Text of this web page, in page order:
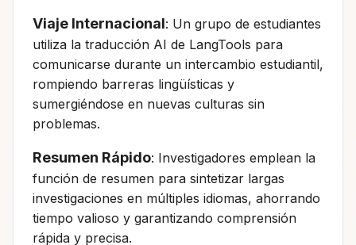
Viaje Internacional: Un grupo de estudiantes
utiliza la traducción AI de LangTools para
comunicarse durante un intercambio estudiantil,
rompiendo barreras lingüísticas y
sumergiéndose en nuevas culturas sin
problemas.
Resumen Rápido: Investigadores emplean la
función de resumen para sintetizar largas
investigaciones en múltiples idiomas, ahorrando
tiempo valioso y garantizando comprensión
rápida y precisa.